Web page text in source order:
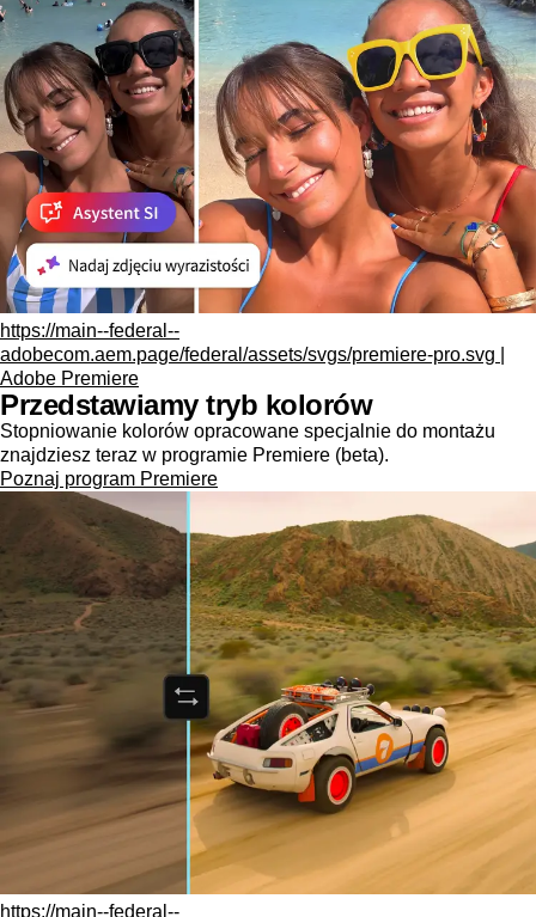
https://main--federal--
adobecom.aem.page/federal/assets/svgs/premiere-pro.svg |
Adobe Premiere
Przedstawiamy tryb kolorów
Stopniowanie kolorów opracowane specjalnie do montażu
znajdziesz teraz w programie Premiere (beta).
Poznaj program Premiere
https://main--federal--